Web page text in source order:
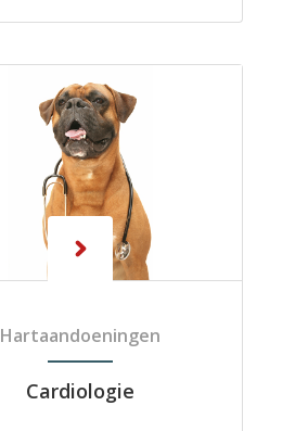
Hartaandoeningen
Cardiologie